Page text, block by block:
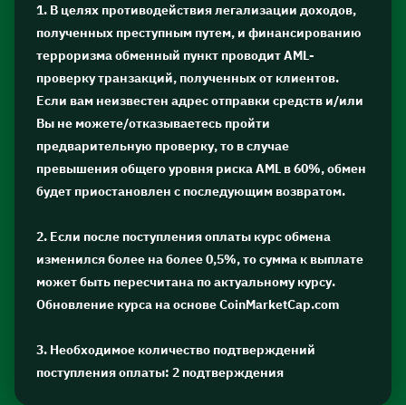
1. В целях противодействия легализации доходов,
полученных преступным путем, и финансированию
терроризма обменный пункт проводит AML-
проверку транзакций, полученных от клиентов.
Если вам неизвестен адрес отправки средств и/или
Вы не можете/отказываетесь пройти
предварительную проверку, то в случае
превышения общего уровня риска AML в 60%, обмен
будет приостановлен с последующим возвратом.
2. Если после поступления оплаты курс обмена
изменился более на более 0,5%, то сумма к выплате
может быть пересчитана по актуальному курсу.
Обновление курса на основе CoinMarketCap.com
3. Необходимое количество подтверждений
поступления оплаты: 2 подтверждения